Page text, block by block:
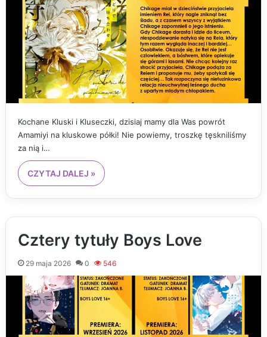
Kochane Kluski i Kluseczki, dzisiaj mamy dla Was powrót
Amamiyi na kluskowe półki! Nie powiemy, troszkę tęskniliśmy
za nią i…
CZYTAJ DALEJ »
Cztery tytuły Boys Love
29 maja 2026 0 546